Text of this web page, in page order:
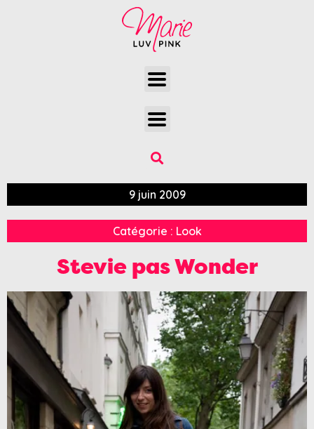
9 juin 2009
Catégorie : Look
Stevie pas Wonder